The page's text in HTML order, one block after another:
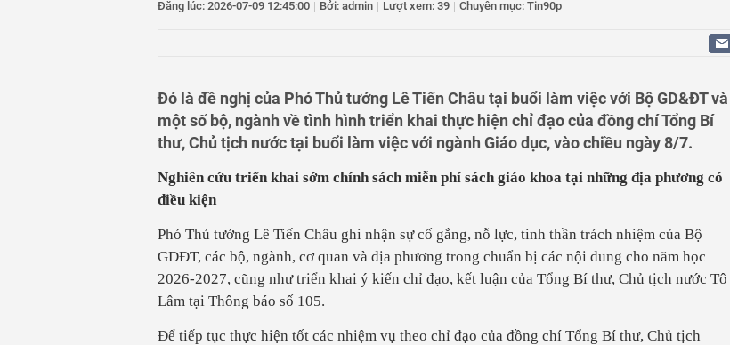
Xóa điểm nghẽn, đưa cá rô phi trở thành ngành hàng xuất khẩu tỷ USD
TAND tỉnh Quảng Ninh tuyên hủy 3 Giấy đăng ký doanh nghiệp của Bến xe
Trung tâm Cẩm Phả
Đăng lúc: 2026-07-09 12:45:00 | Bởi: admin | Lượt xem: 39 | Chuyên mục: Tin90p
Đó là đề nghị của Phó Thủ tướng Lê Tiến Châu tại buổi làm việc với Bộ GD&ĐT và
một số bộ, ngành về tình hình triển khai thực hiện chỉ đạo của đồng chí Tổng Bí
thư, Chủ tịch nước tại buổi làm việc với ngành Giáo dục, vào chiều ngày 8/7.
Nghiên cứu triển khai sớm chính sách miễn phí sách giáo khoa tại những địa phương có
điều kiện
Phó Thủ tướng Lê Tiến Châu ghi nhận sự cố gắng, nỗ lực, tinh thần trách nhiệm của Bộ
GDĐT, các bộ, ngành, cơ quan và địa phương trong chuẩn bị các nội dung cho năm học
2026-2027, cũng như triển khai ý kiến chỉ đạo, kết luận của Tổng Bí thư, Chủ tịch nước Tô
Lâm tại Thông báo số 105.
Để tiếp tục thực hiện tốt các nhiệm vụ theo chỉ đạo của đồng chí Tổng Bí thư, Chủ tịch